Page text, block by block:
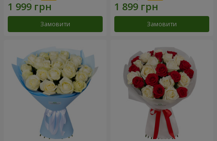
Замовити Замовити